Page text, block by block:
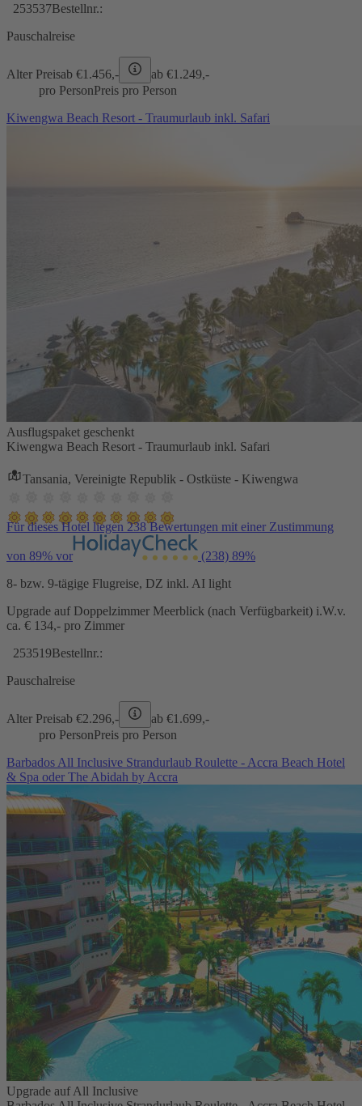
253537Bestellnr.:
Pauschalreise
Alter Preisab €1.456,- ab €1.249,-
pro PersonPreis pro Person
Kiwengwa Beach Resort - Traumurlaub inkl. Safari
Ausflugspaket geschenkt
Kiwengwa Beach Resort - Traumurlaub inkl. Safari
Tansania, Vereinigte Republik - Ostküste - Kiwengwa
Für dieses Hotel liegen 238 Bewertungen mit einer Zustimmung
von 89% vor (238) 89%
8- bzw. 9-tägige Flugreise, DZ inkl. AI light
Upgrade auf Doppelzimmer Meerblick (nach Verfügbarkeit) i.W.v.
ca. € 134,- pro Zimmer
253519Bestellnr.:
Pauschalreise
Alter Preisab €2.296,- ab €1.699,-
pro PersonPreis pro Person
Barbados All Inclusive Strandurlaub Roulette - Accra Beach Hotel
& Spa oder The Abidah by Accra
Upgrade auf All Inclusive